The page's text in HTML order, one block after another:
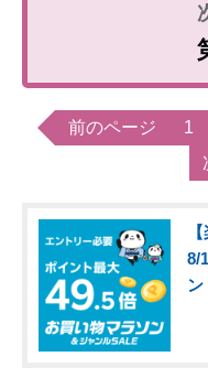
前のページ 1
8/
ン